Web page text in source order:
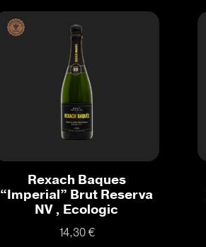
Rexach Baques
“Imperial” Brut Reserva
NV , Ecologic
14,30€